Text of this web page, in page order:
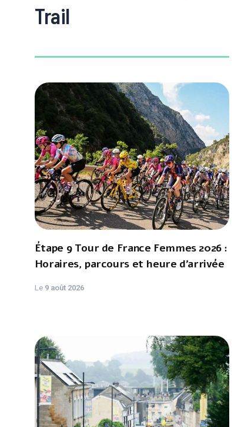
Trail
Étape 9 Tour de France Femmes 2026 :
Horaires, parcours et heure d’arrivée
Le 9 août 2026